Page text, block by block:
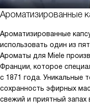
Ароматизированные
Ароматизированные
использовать один из
Ароматы для Miele
Франции, которое
с 1871 года. Уникальные
сохранность эфирных
свежий и приятный запах